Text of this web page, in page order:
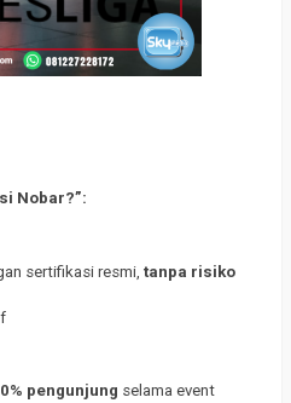
Nobar?”:
sertifikasi resmi, tanpa risiko
pengunjung selama event